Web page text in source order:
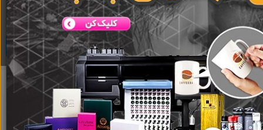
برنامه اندروید ابزاریراق
مرجع نیازمندیهای ابزار و یراق آلات عمومی و صنعتی
دانلود